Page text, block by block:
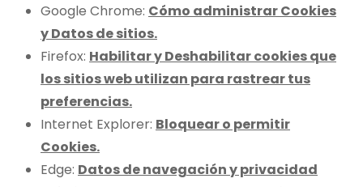
Google Chrome: Cómo administrar Cookies
y Datos de sitios.
Firefox: Habilitar y Deshabilitar cookies que
los sitios web utilizan para rastrear tus
preferencias.
Internet Explorer: Bloquear o permitir
Cookies.
Edge: Datos de navegación y privacidad